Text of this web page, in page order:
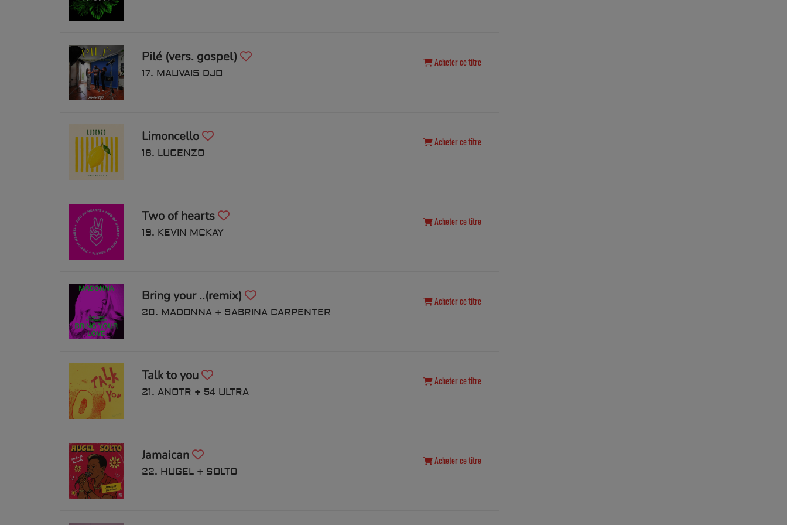
Pilé (vers. gospel)
17. MAUVAIS DJO
Acheter ce titre
Limoncello
18. LUCENZO
Acheter ce titre
Two of hearts
19. KEVIN MCKAY
Acheter ce titre
Bring your ..(remix)
20. MADONNA + SABRINA CARPENTER
Acheter ce titre
Talk to you
21. ANOTR + 54 ULTRA
Acheter ce titre
Jamaican
22. HUGEL + SOLTO
Acheter ce titre